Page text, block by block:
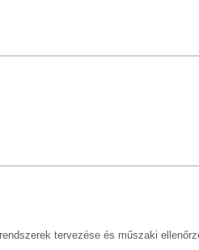
tervezése és műszaki